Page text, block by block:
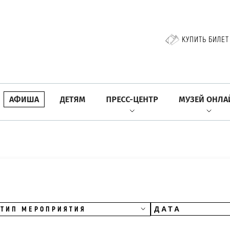
КУПИТЬ БИЛЕТ
АФИША ДЕТЯМ ПРЕСС-ЦЕНТР МУЗЕЙ
ТИП МЕРОПРИЯТИЯ